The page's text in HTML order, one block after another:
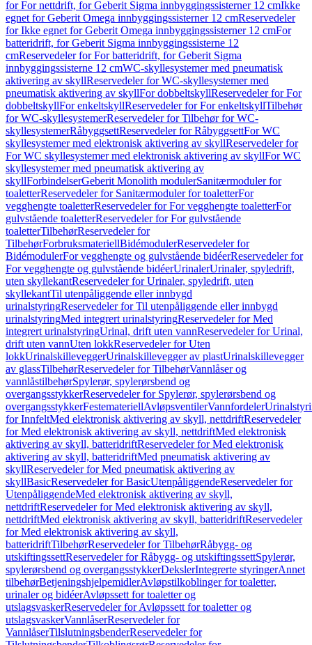
for For nettdrift, for Geberit Sigma innbyggingssisterner 12 cmIkke
egnet for Geberit Omega innbyggingssisterner 12 cmReservedeler
for Ikke egnet for Geberit Omega innbyggingssisterner 12 cmFor
batteridrift, for Geberit Sigma innbyggingssisterne 12
cmReservedeler for For batteridrift, for Geberit Sigma
innbyggingssisterne 12 cmWC-skyllesystemer med pneumatisk
aktivering av skyllReservedeler for WC-skyllesystemer med
pneumatisk aktivering av skyllFor dobbeltskyllReservedeler for For
dobbeltskyllFor enkeltskyllReservedeler for For enkeltskyllTilbehør
for WC-skyllesystemerReservedeler for Tilbehør for WC-
skyllesystemerRåbyggsettReservedeler for RåbyggsettFor WC
skyllesystemer med elektronisk aktivering av skyllReservedeler for
For WC skyllesystemer med elektronisk aktivering av skyllFor WC
skyllesystemer med pneumatisk aktivering av
skyllForbindelserGeberit Monolith modulerSanitærmoduler for
toaletterReservedeler for Sanitærmoduler for toaletterFor
vegghengte toaletterReservedeler for For vegghengte toaletterFor
gulvstående toaletterReservedeler for For gulvstående
toaletterTilbehørReservedeler for
TilbehørForbruksmateriellBidémodulerReservedeler for
BidémodulerFor vegghengte og gulvstående bidéerReservedeler for
For vegghengte og gulvstående bidéerUrinalerUrinaler, spyledrift,
uten skyllekantReservedeler for Urinaler, spyledrift, uten
skyllekantTil utenpåliggende eller innbygd
urinalstyringReservedeler for Til utenpåliggende eller innbygd
urinalstyringMed integrert urinalstyringReservedeler for Med
integrert urinalstyringUrinal, drift uten vannReservedeler for Urinal,
drift uten vannUten lokkReservedeler for Uten
lokkUrinalskilleveggerUrinalskillevegger av plastUrinalskillevegger
av glassTilbehørReservedeler for TilbehørVannlåser og
vannlåstilbehørSpylerør, spylerørsbend og
overgangsstykkerReservedeler for Spylerør, spylerørsbend og
overgangsstykkerFestemateriellAvløpsventilerVannfordeler
for InnfeltMed elektronisk aktivering av skyll, nettdriftReservedeler
for Med elektronisk aktivering av skyll, nettdriftMed elektronisk
aktivering av skyll, batteridriftReservedeler for Med elektronisk
aktivering av skyll, batteridriftMed pneumatisk aktivering av
skyllReservedeler for Med pneumatisk aktivering av
skyllBasicReservedeler for BasicUtenpåliggendeReservedeler for
UtenpåliggendeMed elektronisk aktivering av skyll,
nettdriftReservedeler for Med elektronisk aktivering av skyll,
nettdriftMed elektronisk aktivering av skyll, batteridriftReservedeler
for Med elektronisk aktivering av skyll,
batteridriftTilbehørReservedeler for TilbehørRåbygg- og
utskiftingssettReservedeler for Råbygg- og utskiftingssettSpylerør,
spylerørsbend og overgangsstykkerDekslerIntegrerte styringerAnnet
tilbehørBetjeningshjelpemidlerAvløpstilkoblinger for toaletter,
urinaler og bidéerAvløpssett for toaletter og
utslagsvaskerReservedeler for Avløpssett for toaletter og
utslagsvaskerVannlåserReservedeler for
VannlåserTilslutningsbenderReservedeler for